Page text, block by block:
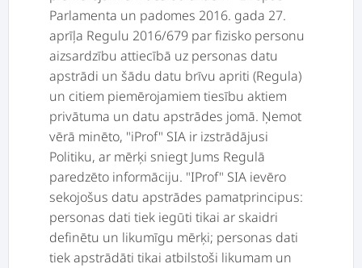
Parlamenta un padomes 2016. gada 27.
aprīļa Regulu 2016/679 par fizisko personu
aizsardzību attiecībā uz personas datu
apstrādi un šādu datu brīvu apriti (Regula)
un citiem piemērojamiem tiesību aktiem
privātuma un datu apstrādes jomā. Ņemot
vērā minēto, "iProf" SIA ir izstrādājusi
Politiku, ar mērķi sniegt Jums Regulā
paredzēto informāciju. "IProf" SIA ievēro
sekojošus datu apstrādes pamatprincipus:
personas dati tiek iegūti tikai ar skaidri
definētu un likumīgu mērķi; personas dati
tiek apstrādāti tikai atbilstoši likumam un